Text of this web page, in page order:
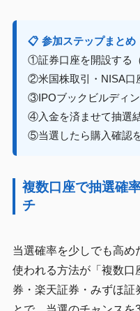
📋 参加ステップまとめ
①証券口座を開設する
②米国株取引・NISA口
③IPOブックビルディ
④入金を済ませて抽選
⑤当選したら購入確認
複数口座で抽選確
チ
当選確率を少しでも高め
使われる方法が「複数口
券・楽天証券・みずほ証